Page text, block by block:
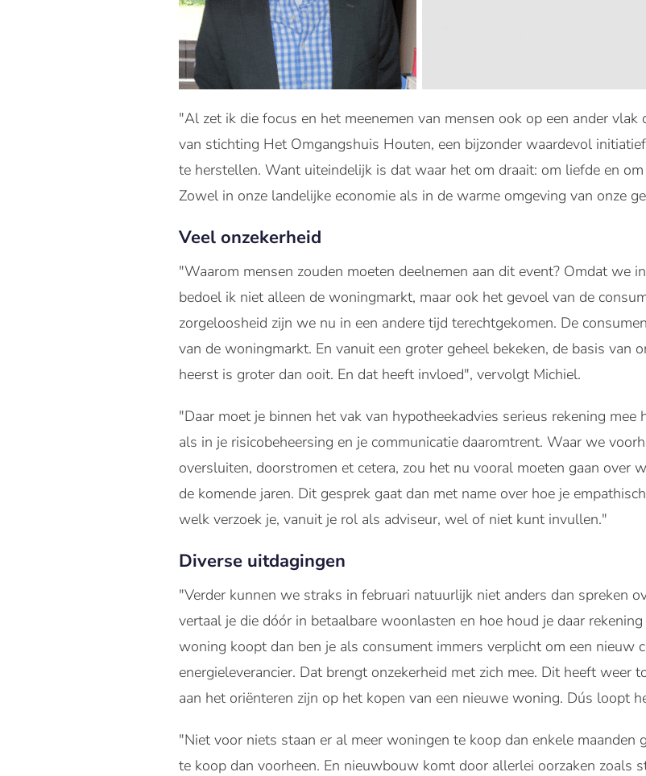
"Al zet ik die focus en het meenemen van mensen ook op een ander
van stichting Het Omgangshuis Houten, een bijzonder waardevol
te herstellen. Want uiteindelijk is dat waar het om draait: om liefde en
Zowel in onze landelijke economie als in de warme omgeving van onze
Veel onzekerheid
"Waarom mensen zouden moeten deelnemen aan dit event? Omdat we
bedoel ik niet alleen de woningmarkt, maar ook het gevoel van de
zorgeloosheid zijn we nu in een andere tijd terechtgekomen. De
van de woningmarkt. En vanuit een groter geheel bekeken, de basis van
heerst is groter dan ooit. En dat heeft invloed", vervolgt Michiel.
"Daar moet je binnen het vak van hypotheekadvies serieus rekening
als in je risicobeheersing en je communicatie daaromtrent. Waar we
oversluiten, doorstromen et cetera, zou het nu vooral moeten gaan over
de komende jaren. Dit gesprek gaat dan met name over hoe je
welk verzoek je, vanuit je rol als adviseur, wel of niet kunt invullen."
Diverse uitdagingen
"Verder kunnen we straks in februari natuurlijk niet anders dan spreken
vertaal je die dóór in betaalbare woonlasten en hoe houd je daar
woning koopt dan ben je als consument immers verplicht om een nieuw
energieleverancier. Dat brengt onzekerheid met zich mee. Dit heeft weer
aan het oriënteren zijn op het kopen van een nieuwe woning. Dús loopt
"Niet voor niets staan er al meer woningen te koop dan enkele maanden
te koop dan voorheen. En nieuwbouw komt door allerlei oorzaken zoals